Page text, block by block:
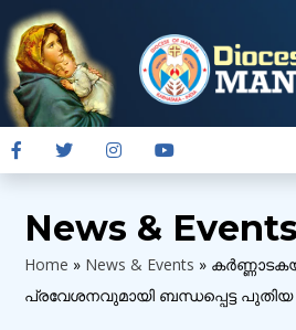
News & Events
Home » News & Events »
പ്രവേശനവുമായി ബന്ധപ്പെട്ട പുതിയ